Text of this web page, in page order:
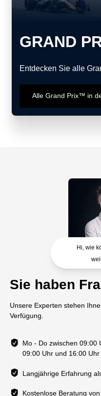
GRAND
Entdecken Sie alle
Alle Grand Prix™ in
Hi, wie
Sie haben
Unsere Experten stehen
Verfügung.
Mo - Do zwischen 09:00
09:00 Uhr und 16:00 Uhr
Langjährige Erfahrung
Kostenlose Beratung